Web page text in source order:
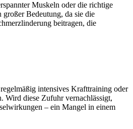
Muskeln oder die richtige
Bedeutung, da sie die
beitragen, die
intensives Krafttraining oder
Wird diese Zufuhr vernachlässigt,
– ein Mangel in einem